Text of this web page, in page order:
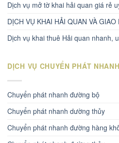
Dịch vụ mở tờ khai hải quan giá rẻ
DỊCH VỤ KHAI HẢI QUAN VÀ
Dịch vụ khai thuê Hải quan nhanh,
DỊCH VỤ CHUYỂN PHÁT NHANH
Chuyển phát nhanh đường bộ
Chuyển phát nhanh dường thủy
Chuyển phát nhanh đường hàng